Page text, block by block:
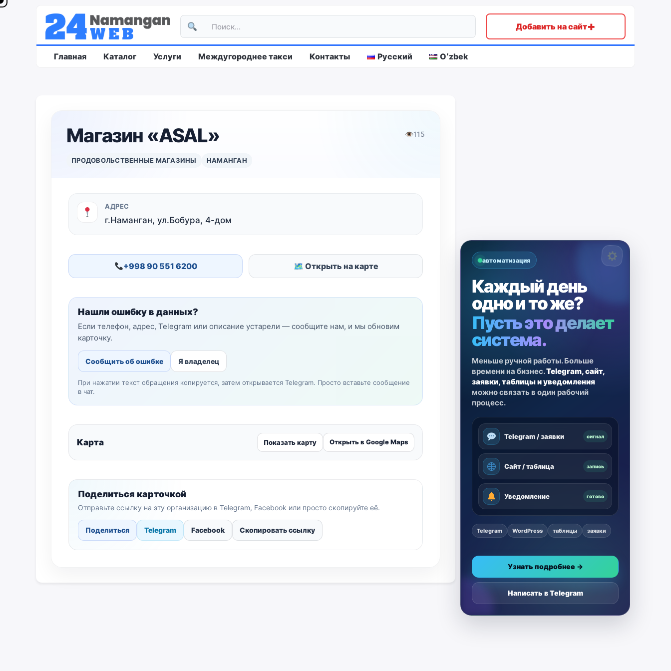
Добавить на сайт+
Главная Каталог Услуги Междугороднее такси Контакты Русский Oʻzbek
Магазин «ASAL» 👁115
ПРОДОВОЛЬСТВЕННЫЕ МАГАЗИНЫ НАМАНГАН
АДРЕС
г.Наманган, ул.Бобура, 4-дом
+998 90 551 6200 🗺 Открыть на карте
Нашли ошибку в данных?
Если телефон, адрес, Telegram или описание устарели — сообщите нам, и мы обновим
карточку.
Сообщить об ошибке Я владелец
При нажатии текст обращения копируется, затем открывается Telegram. Просто вставьте сообщение
в чат.
Карта Показать карту Открыть в Google Maps
Поделиться карточкой
Отправьте ссылку на эту организацию в Telegram, Facebook или просто скопируйте её.
Поделиться Telegram Facebook Скопировать ссылку
автоматизация
Каждый день
одно и то же?
Пусть это делает
система.
Меньше ручной работы. Больше
времени на бизнес.Telegram, сайт,
заявки, таблицы и уведомления
можно связать в один рабочий
процесс.
Telegram / заявки сигнал
Сайт / таблица запись
Уведомление готово
Telegram WordPress таблицы заявки
Узнать подробнее →
Написать в Telegram